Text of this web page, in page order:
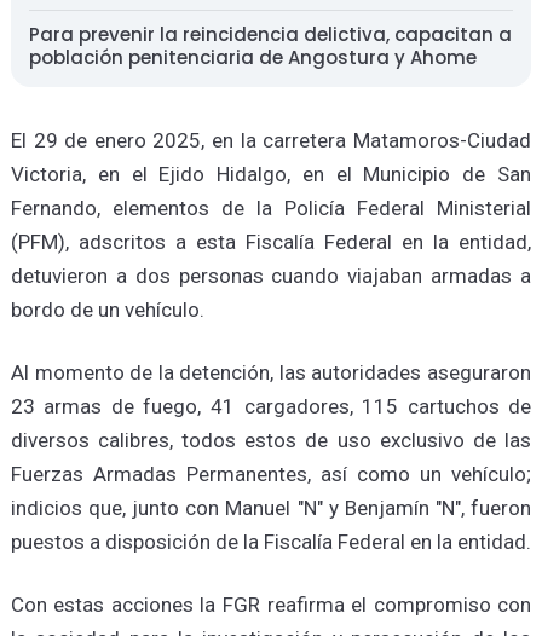
Para prevenir la reincidencia delictiva, capacitan a
población penitenciaria de Angostura y Ahome
El 29 de enero 2025, en la carretera Matamoros-Ciudad
Victoria, en el Ejido Hidalgo, en el Municipio de San
Fernando, elementos de la Policía Federal Ministerial
(PFM), adscritos a esta Fiscalía Federal en la entidad,
detuvieron a dos personas cuando viajaban armadas a
bordo de un vehículo.
Al momento de la detención, las autoridades aseguraron
23 armas de fuego, 41 cargadores, 115 cartuchos de
diversos calibres, todos estos de uso exclusivo de las
Fuerzas Armadas Permanentes, así como un vehículo;
indicios que, junto con Manuel "N" y Benjamín "N", fueron
puestos a disposición de la Fiscalía Federal en la entidad.
Con estas acciones la FGR reafirma el compromiso con